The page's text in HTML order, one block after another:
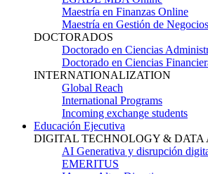
Maestría en Finanzas Online
Maestría en Gestión de
DOCTORADOS
Doctorado en Ciencias
Doctorado en Ciencias
INTERNATIONALIZATION
Global Reach
International Programs
Incoming exchange students
Educación Ejecutiva
DIGITAL TECHNOLOGY & DATA
AI Generativa y disrupción
EMERITUS